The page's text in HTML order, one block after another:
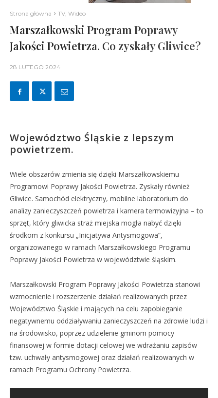
Strona główna TV, Wideo
Marszałkowski Program Poprawy
Jakości Powietrza. Co zyskały Gliwice?
28 LUTEGO 2024
Województwo Śląskie z lepszym
powietrzem.
Wiele obszarów zmienia się dzięki Marszałkowskiemu
Programowi Poprawy Jakości Powietrza. Zyskały również
Gliwice. Samochód elektryczny, mobilne laboratorium do
analizy zanieczyszczeń powietrza i kamera termowizyjna – to
sprzęt, który gliwicka straż miejska mogła nabyć dzięki
środkom z konkursu „Inicjatywa Antysmogowa”,
organizowanego w ramach Marszałkowskiego Programu
Poprawy Jakości Powietrza w województwie śląskim.
Marszałkowski Program Poprawy Jakości Powietrza stanowi
wzmocnienie i rozszerzenie działań realizowanych przez
Województwo Śląskie i mających na celu zapobieganie
negatywnemu oddziaływaniu zanieczyszczeń na zdrowie ludzi i
na środowisko, poprzez udzielenie gminom pomocy
finansowej w formie dotacji celowej we wdrażaniu zapisów
tzw. uchwały antysmogowej oraz działań realizowanych w
ramach Programu Ochrony Powietrza.